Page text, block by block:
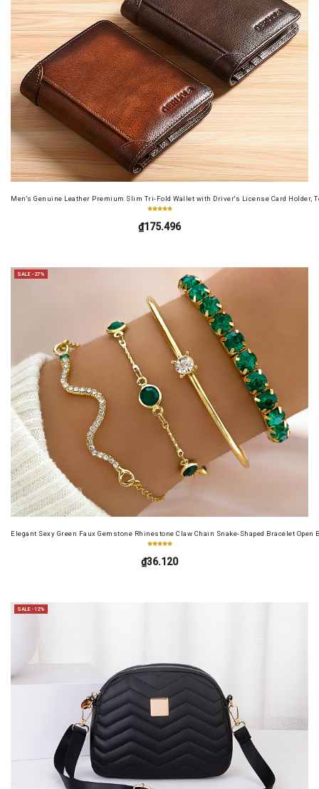
Men's Genuine Leather Premium Slim Tri-Fold Wallet with Driver's License Card Holder,
₫175.496
SALE -27%
Elegant Sexy Green Faux Gemstone Rhinestone Claw Chain Snake-Shaped Bracelet Open
₫36.120
SALE -12%